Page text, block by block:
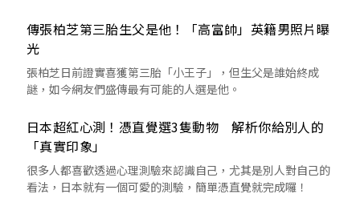
傳張柏芝第三胎生父是他！「高富帥」英籍男照片曝
光
張柏芝日前證實喜獲第三胎「小王子」，但生父是誰始終成
謎，如今網友們盛傳最有可能的人選是他。
日本超紅心測！憑直覺選3隻動物 解析你給別人的
「真實印象」
很多人都喜歡透過心理測驗來認識自己，尤其是別人對自己的
看法，日本就有一個可愛的測驗，簡單憑直覺就完成囉！